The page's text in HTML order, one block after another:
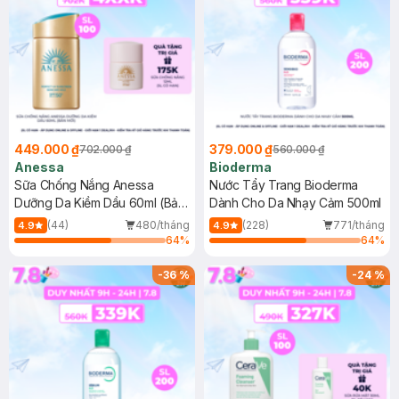
449.000 ₫702.000 ₫
Anessa
Sữa Chống Nắng Anessa
Dưỡng Da Kiềm Dầu 60ml (Bản
Mới)
4.9 (44)
480/tháng
64%
379.000 ₫560.000 ₫
Bioderma
Nước Tẩy Trang Bioderma
Dành Cho Da Nhạy Cảm 500ml
4.9 (228)
771/tháng
64%
-36% -24%